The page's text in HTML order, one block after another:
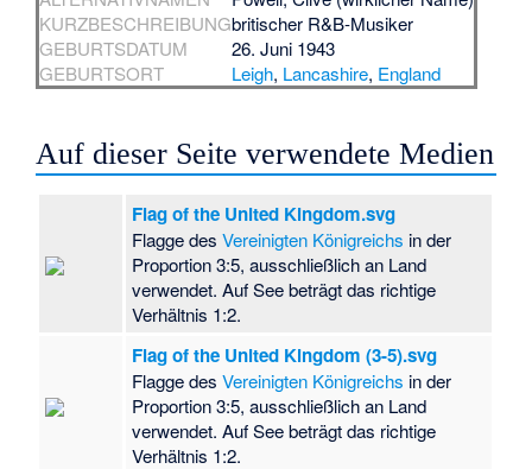
KURZBESCHREIBUNGbritischer R&B-Musiker
GEBURTSDATUM
26. Juni 1943
GEBURTSORT
Leigh, Lancashire, England
Auf dieser Seite verwendete Medien
Flag of the United Kingdom.svg
Flagge desVereinigten Königreichs in der
Proportion 3:5, ausschließlich an Land
verwendet. Auf See beträgt das richtige
Verhältnis 1:2.
Flag of the United Kingdom (3-5).svg
Flagge desVereinigten Königreichs in der
Proportion 3:5, ausschließlich an Land
verwendet. Auf See beträgt das richtige
Verhältnis 1:2.